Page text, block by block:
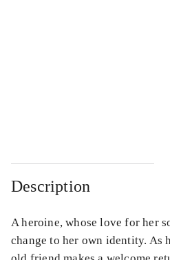
Description
A heroine, whose love for her
change to her own identity. As